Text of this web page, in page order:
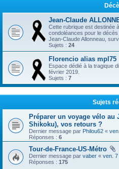
Jean-Claude
Cette rubrique est destinée
condoléances pour le
Jean-Claude Allonneau,
Sujets : 24
Florencio alias mpl75
Espace dédié à la tragique
février 2019.
Sujets : 7
Sujets
Préparer un voyage vélo
Shikoku), vos retours ?
Dernier message par Philou62 «
Réponses : 6
Tour-de-France-US-Métro
Dernier message par vaber « ven. 7
Réponses : 175